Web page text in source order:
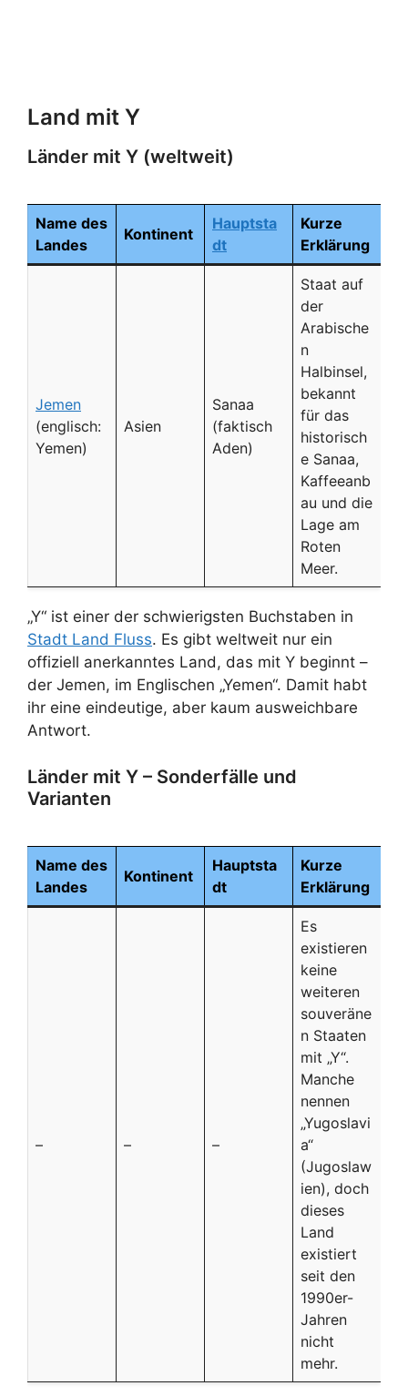
Land mit Y
Länder mit Y (weltweit)
Name des
Landes
Kontinent
Hauptsta
dt
Kurze
Erklärung
Jemen
(englisch:
Yemen)
Asien
Sanaa
(faktisch
Aden)
Staat auf
der
Arabische
n
Halbinsel,
bekannt
für das
historisch
e Sanaa,
Kaffeeanb
au und die
Lage am
Roten
Meer.
„Y“ ist einer der schwierigsten Buchstaben in
Stadt Land Fluss. Es gibt weltweit nur ein
offiziell anerkanntes Land, das mit Y beginnt –
der Jemen, im Englischen „Yemen“. Damit habt
ihr eine eindeutige, aber kaum ausweichbare
Antwort.
Länder mit Y – Sonderfälle und
Varianten
Name des
Landes
Kontinent
Hauptsta
dt
Kurze
Erklärung
– – –
Es
existieren
keine
weiteren
souveräne
n Staaten
mit „Y“.
Manche
nennen
„Yugoslavi
a“
(Jugoslaw
ien), doch
dieses
Land
existiert
seit den
1990er-
Jahren
nicht
mehr.